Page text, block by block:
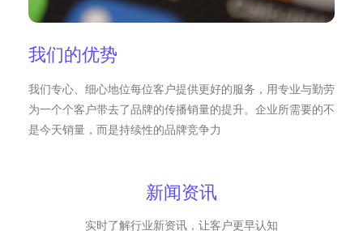
我们的优势
我们专心、细心地位每位客户提供更好的服务，用专业与勤劳
为一个个客户带去了品牌的传播销量的提升。企业所需要的不
是今天销量，而是持续性的品牌竞争力
新闻资讯
实时了解行业新资讯，让客户更早认知